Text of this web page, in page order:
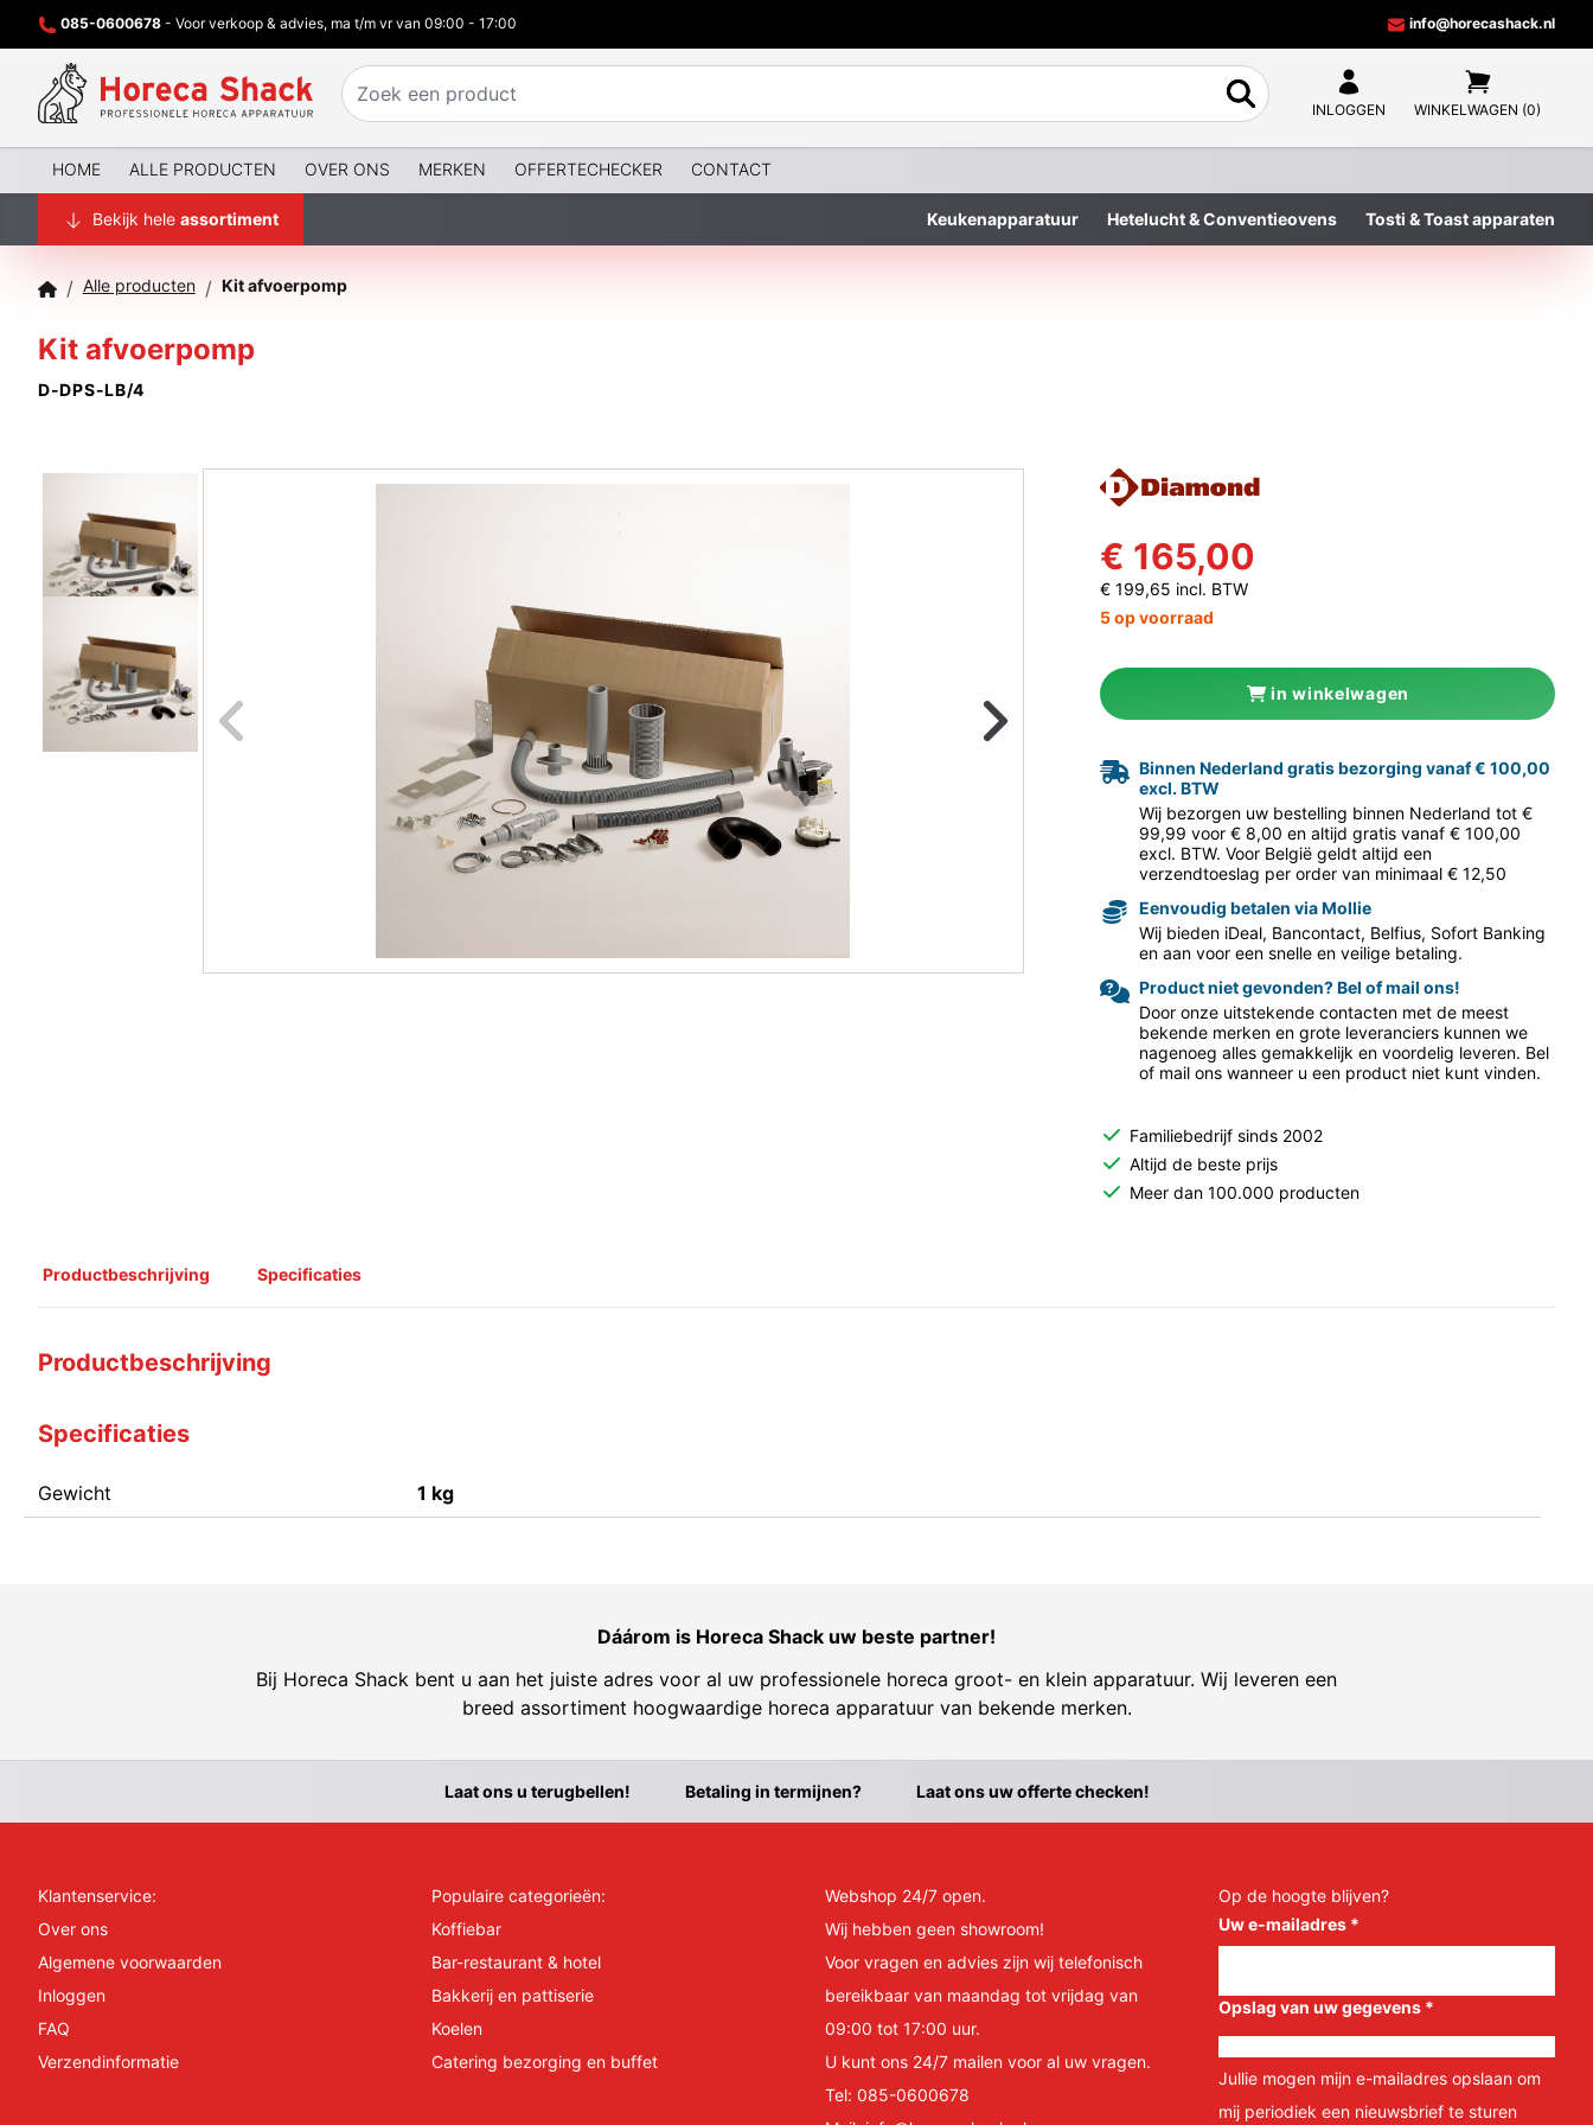
085-0600678 - Voor verkoop & advies, ma t/m vr van 09:00 - 17:00 info@horecashack.nl
INLOGGEN WINKELWAGEN (0)
HOME ALLE PRODUCTEN OVER ONS MERKEN OFFERTECHECKER CONTACT
Bekijk hele assortiment Keukenapparatuur Hetelucht & Conventieovens Tosti & Toast apparaten
/ Alle producten / Kit afvoerpomp
Kit afvoerpomp
D-DPS-LB/4
Naar vorige foto Naar volgende
€ 165,00
€ 199,65 incl. BTW
5 op voorraad
in winkelwagen
Binnen Nederland gratis bezorging vanaf € 100,00
excl. BTW
Wij bezorgen uw bestelling binnen Nederland tot €
99,99 voor € 8,00 en altijd gratis vanaf € 100,00
excl. BTW. Voor België geldt altijd een
verzendtoeslag per order van minimaal € 12,50
Eenvoudig betalen via Mollie
Wij bieden iDeal, Bancontact, Belfius, Sofort Banking
en aan voor een snelle en veilige betaling.
Product niet gevonden? Bel of mail ons!
Door onze uitstekende contacten met de meest
bekende merken en grote leveranciers kunnen we
nagenoeg alles gemakkelijk en voordelig leveren. Bel
of mail ons wanneer u een product niet kunt vinden.
Familiebedrijf sinds 2002
Altijd de beste prijs
Meer dan 100.000 producten
Productbeschrijving Specificaties
Productbeschrijving
Specificaties
Gewicht 1 kg
Dáárom is Horeca Shack uw beste partner!
Bij Horeca Shack bent u aan het juiste adres voor al uw professionele horeca groot- en klein apparatuur. Wij leveren een
breed assortiment hoogwaardige horeca apparatuur van bekende merken.
Laat ons u terugbellen! Betaling in termijnen? Laat ons uw offerte checken!
Klantenservice:
Over ons
Algemene voorwaarden
Inloggen
FAQ
Verzendinformatie
Populaire categorieën:
Koffiebar
Bar-restaurant & hotel
Bakkerij en pattiserie
Koelen
Catering bezorging en buffet
Webshop 24/7 open.
Wij hebben geen showroom!
Voor vragen en advies zijn wij telefonisch
bereikbaar van maandag tot vrijdag van
09:00 tot 17:00 uur.
U kunt ons 24/7 mailen voor al uw vragen.
Tel: 085-0600678
Op de hoogte blijven?
Uw e-mailadres *
Opslag van uw gegevens *
Jullie mogen mijn e-mailadres opslaan om
mij periodiek een nieuwsbrief te sturen